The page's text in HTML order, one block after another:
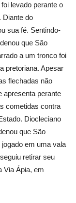
levado perante o
Diante do
sua fé. Sentindo-
que São
a um tronco foi
pretoriana. Apesar
flechadas não
apresenta perante
cometidas contra
Diocleciano
que São
em uma vala
retirar seu
Via Ápia, em